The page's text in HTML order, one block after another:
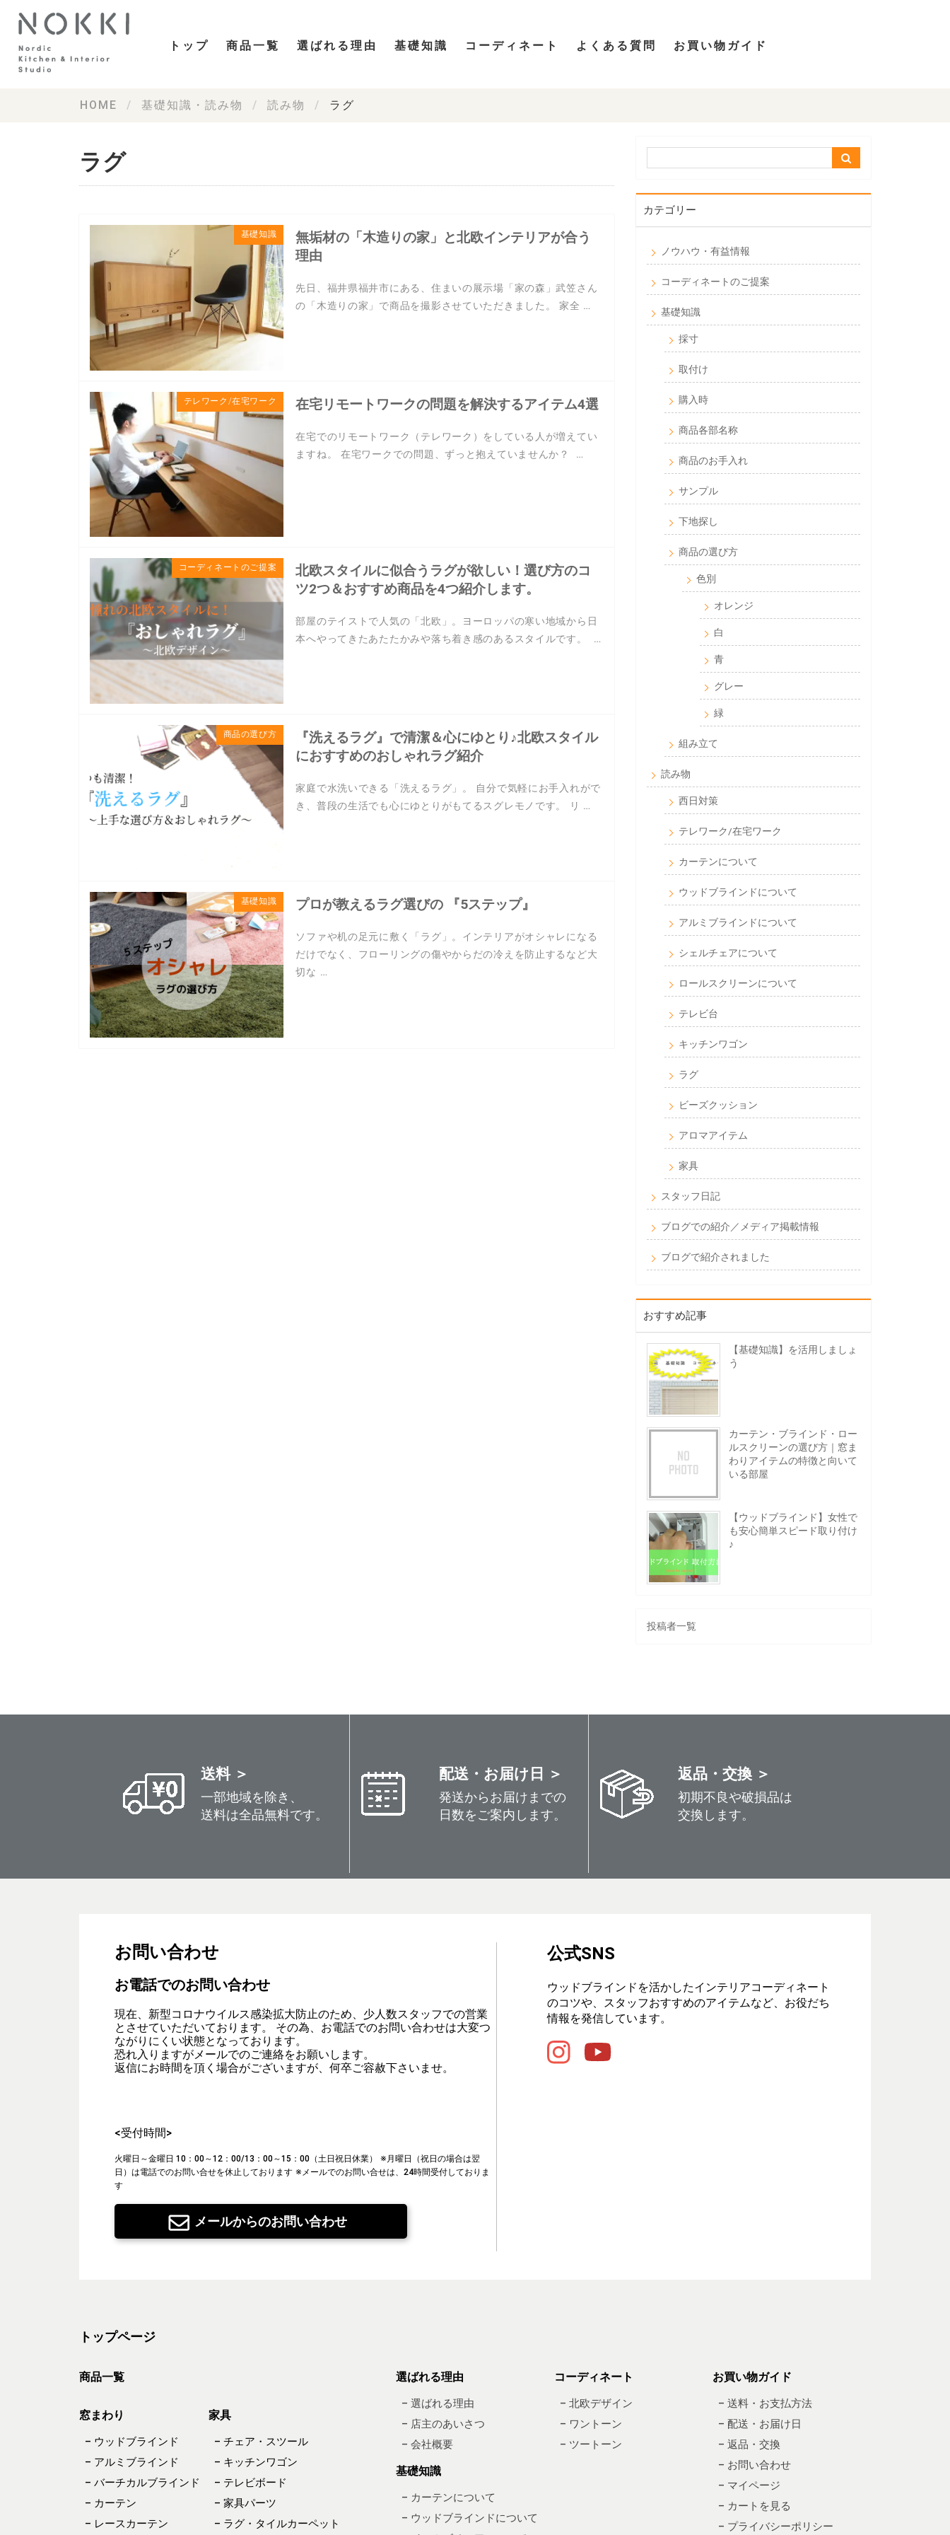
トップ 商品一覧 選ばれる理由 基礎知識 コーディネート よくある質問 お買い物ガイド
HOME 基礎知識・読み物 読み物 ラグ
ラグ
基礎知識
無垢材の「木造りの家」と北欧インテリアが合う
理由
先日、福井県福井市にある、住まいの展示場「家の森」武笠さん
の「木造りの家」で商品を撮影させていただきました。 家全 …
テレワーク/在宅ワーク 在宅リモートワークの問題を解決するアイテム4選
在宅でのリモートワーク（テレワーク）をしている人が増えてい
ますね。 在宅ワークでの問題、ずっと抱えていませんか？ …
コーディネートのご提案
北欧スタイルに似合うラグが欲しい！選び方のコ
ツ2つ＆おすすめ商品を4つ紹介します。
部屋のテイストで人気の「北欧」。ヨーロッパの寒い地域から日
本へやってきたあたたかみや落ち着き感のあるスタイルです。 …
商品の選び方
『洗えるラグ』で清潔＆心にゆとり♪北欧スタイル
におすすめのおしゃれラグ紹介
家庭で水洗いできる「洗えるラグ」。 自分で気軽にお手入れがで
き、普段の生活でも心にゆとりがもてるスグレモノです。 リ …
基礎知識 プロが教えるラグ選びの 『5ステップ』
ソファや机の足元に敷く「ラグ」。インテリアがオシャレになる
だけでなく、フローリングの傷やからだの冷えを防止するなど大
切な …
カテゴリー
ノウハウ・有益情報
コーディネートのご提案
基礎知識
採寸
取付け
購入時
商品各部名称
商品のお手入れ
サンプル
下地探し
商品の選び方
色別
オレンジ
白
青
グレー
緑
組み立て
読み物
西日対策
テレワーク/在宅ワーク
カーテンについて
ウッドブラインドについて
アルミブラインドについて
シェルチェアについて
ロールスクリーンについて
テレビ台
キッチンワゴン
ラグ
ビーズクッション
アロマアイテム
家具
スタッフ日記
ブログでの紹介／メディア掲載情報
ブログで紹介されました
おすすめ記事
【基礎知識】を活用しましょ
う
カーテン・ブラインド・ロー
ルスクリーンの選び方｜窓ま
わりアイテムの特徴と向いて
いる部屋
【ウッドブラインド】女性で
も安心簡単スピード取り付け
♪
投稿者一覧
送料 ＞
一部地域を除き、
送料は全品無料です。
配送・お届け日 ＞
発送からお届けまでの
日数をご案内します。
返品・交換 ＞
初期不良や破損品は
交換します。
お問い合わせ
お電話でのお問い合わせ
現在、新型コロナウイルス感染拡大防止のため、少人数スタッフでの営業
とさせていただいております。 その為、お電話でのお問い合わせは大変つ
ながりにくい状態となっております。
恐れ入りますがメールでのご連絡をお願いします。
返信にお時間を頂く場合がございますが、何卒ご容赦下さいませ。
<受付時間>
火曜日～金曜日 10：00～12：00/13：00～15：00（土日祝日休業）
※月曜日（祝日の場合は翌
日）は電話でのお問い合せを休止しております ※メールでのお問い合せは、24時間受付しておりま
す
メールからのお問い合わせ
公式SNS
ウッドブラインドを活かしたインテリアコーディネート
のコツや、スタッフおすすめのアイテムなど、お役だち
情報を発信しています。
トップページ
商品一覧
窓まわり
– ウッドブラインド
– アルミブラインド
– バーチカルブラインド
– カーテン
– レースカーテン
家具
– チェア・スツール
– キッチンワゴン
– テレビボード
– 家具パーツ
– ラグ・タイルカーペット
選ばれる理由
– 選ばれる理由
– 店主のあいさつ
– 会社概要
基礎知識
– カーテンについて
– ウッドブラインドについて
コーディネート
– 北欧デザイン
– ワントーン
– ツートーン
お買い物ガイド
– 送料・お支払方法
– 配送・お届け日
– 返品・交換
– お問い合わせ
– マイページ
– カートを見る
– プライバシーポリシー